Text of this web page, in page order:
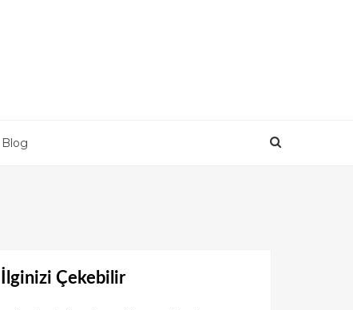
Blog
İlginizi Çekebilir